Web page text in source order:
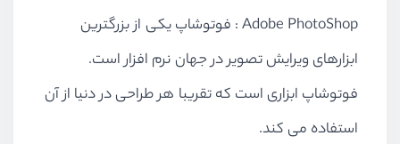
Adobe PhotoShop : فوتوشاپ یکی از بزرگترین
ابزارهای ویرایش تصویر در جهان نرم افزار است.
فوتوشاپ ابزاری است که تقریبا هر طراحی در دنیا از آن
استفاده می کند.